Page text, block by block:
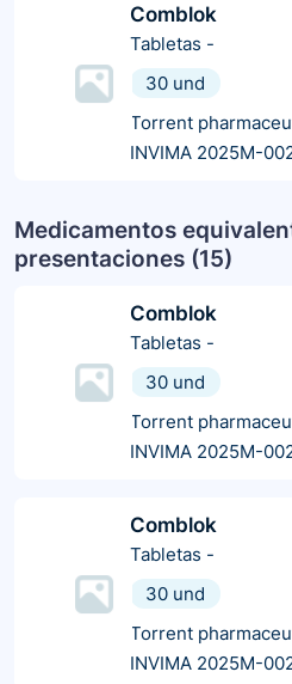
Comblok
Tabletas -
30 und
Torrent
INVIMA 2025M-
Medicamentos
presentaciones (15)
Comblok
Tabletas -
30 und
Torrent
INVIMA 2025M-
Comblok
Tabletas -
30 und
Torrent
INVIMA 2025M-